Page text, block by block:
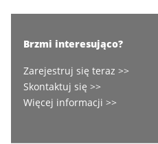
Brzmi interesująco?
Zarejestruj się teraz >>
Skontaktuj się >>
Więcej informacji >>